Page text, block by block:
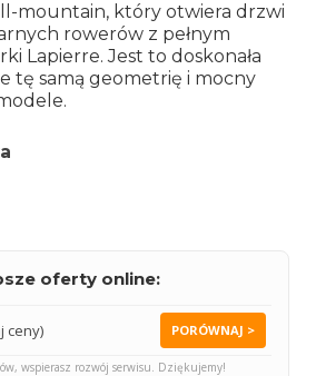
mountain, który otwiera drzwi
rowerów z pełnym
Lapierre. Jest to doskonała
tę samą geometrię i mocny
oferty online:
ceny) PORÓWNAJ >
wspierasz rozwój serwisu. Dziękujemy!